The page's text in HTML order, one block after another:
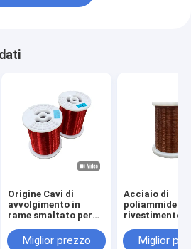
Origine Cavi di
avvolgimento in
rame smaltato per
2800VMiglior prezzo
Acciaio di
poliammide di
rivestimento
3,2 mm RoHS
Miglior